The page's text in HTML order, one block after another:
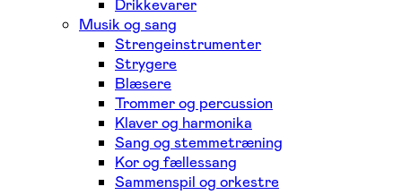
Drikkevarer
Musik og sang
Strengeinstrumenter
Strygere
Blæsere
Trommer og percussion
Klaver og harmonika
Sang og stemmetræning
Kor og fællessang
Sammenspil og orkestre